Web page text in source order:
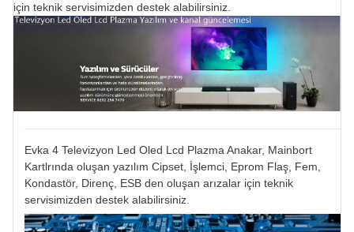
için teknik servisimizden destek alabilirsiniz.
Evka 4 Televizyon Led Oled Lcd Plazma Anakar, Mainbort
Kartlrında oluşan yazılım Cipset, İşlemci, Eprom Flaş, Fem,
Kondastör, Direnç, ESB den oluşan arızalar için teknik
servisimizden destek alabilirsiniz.